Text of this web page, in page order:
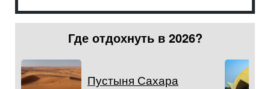
Где отдохнуть в 2026?
Пустыня Сахара